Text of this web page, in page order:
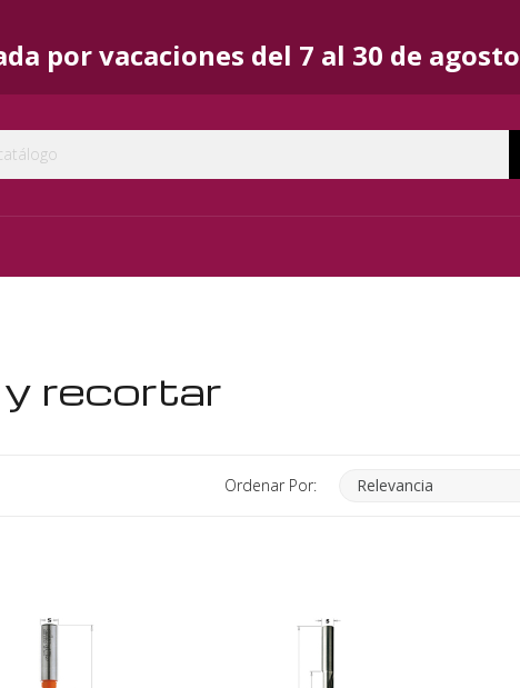
por vacaciones del 7 al 30 de agosto
recortar
Ordenar Por: Relevancia